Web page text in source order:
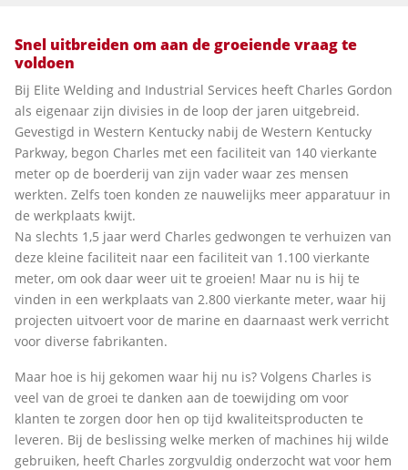
Snel uitbreiden om aan de groeiende vraag te
voldoen
Bij Elite Welding and Industrial Services heeft Charles Gordon
als eigenaar zijn divisies in de loop der jaren uitgebreid.
Gevestigd in Western Kentucky nabij de Western Kentucky
Parkway, begon Charles met een faciliteit van 140 vierkante
meter op de boerderij van zijn vader waar zes mensen
werkten. Zelfs toen konden ze nauwelijks meer apparatuur in
de werkplaats kwijt.
Na slechts 1,5 jaar werd Charles gedwongen te verhuizen van
deze kleine faciliteit naar een faciliteit van 1.100 vierkante
meter, om ook daar weer uit te groeien! Maar nu is hij te
vinden in een werkplaats van 2.800 vierkante meter, waar hij
projecten uitvoert voor de marine en daarnaast werk verricht
voor diverse fabrikanten.
Maar hoe is hij gekomen waar hij nu is? Volgens Charles is
veel van de groei te danken aan de toewijding om voor
klanten te zorgen door hen op tijd kwaliteitsproducten te
leveren. Bij de beslissing welke merken of machines hij wilde
gebruiken, heeft Charles zorgvuldig onderzocht wat voor hem